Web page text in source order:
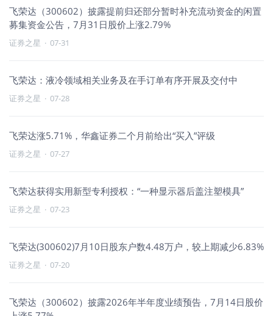
飞荣达（300602）披露提前归还部分暂时补充流动资金的闲置
募集资金公告，7月31日股价上涨2.79%
证券之星 · 07-31
飞荣达：液冷领域相关业务及在手订单有序开展及交付中
证券之星 · 07-28
飞荣达涨5.71%，华鑫证券二个月前给出“买入”评级
证券之星 · 07-27
飞荣达获得实用新型专利授权：“一种显示器后盖注塑模具”
证券之星 · 07-23
飞荣达(300602)7月10日股东户数4.48万户，较上期减少6.83%
证券之星 · 07-20
飞荣达（300602）披露2026年半年度业绩预告，7月14日股价